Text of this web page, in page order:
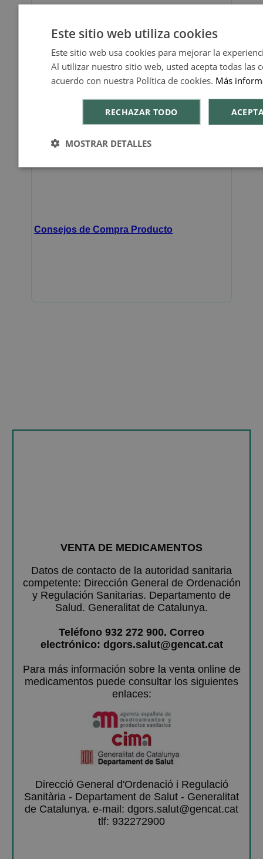
Más Información
FAQ - Preguntas y Respuestas
Consejos de Compra Producto
VENTA DE MEDICAMENTOS
Datos de contacto de la autoridad sanitaria
competente: Dirección General de Ordenación
y Regulación Sanitarias. Departamento de
Salud. Generalitat de Catalunya.
Teléfono 932 272 900. Correo
electrónico: dgors.salut@gencat.cat
Para más información sobre la venta online de
medicamentos puede consultar los siguientes
enlaces:
Direcció General d'Ordenació i Regulació
Sanitària - Departament de Salut - Generalitat
de Catalunya. e-mail: dgors.salut@gencat.cat
tlf: 932272900
Este sitio web utiliza cookies
Este sitio web usa cookies para mejorar la
Al utilizar nuestro sitio web, usted acepta todas las
acuerdo con nuestra Política de cookies. Más
RECHAZAR TODO
MOSTRAR DETALLES